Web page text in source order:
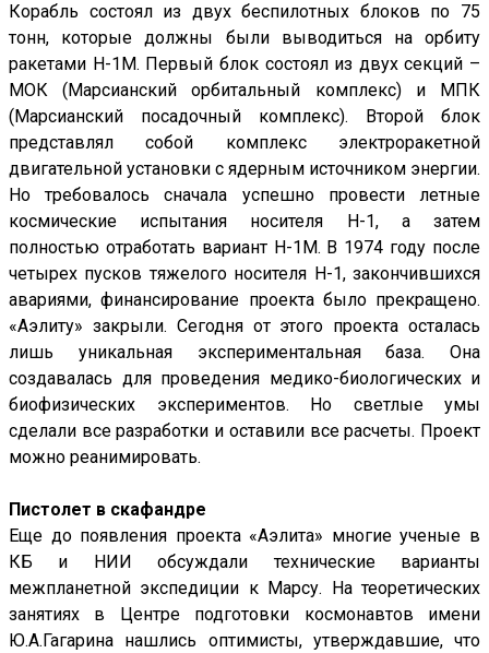
Корабль состоял из двух беспилотных блоков по 75
тонн, которые должны были выводиться на орбиту
ракетами Н-1М. Первый блок состоял из двух секций –
МОК (Марсианский орбитальный комплекс) и МПК
(Марсианский посадочный комплекс). Второй блок
представлял собой комплекс электроракетной
двигательной установки с ядерным источником энергии.
Но требовалось сначала успешно провести летные
космические испытания носителя Н-1, а затем
полностью отработать вариант Н-1М. В 1974 году после
четырех пус­ков тяжелого носителя Н-1, закончившихся
авариями, финансирование проекта было прекращено.
«Аэлиту» закрыли. Сегодня от этого проекта осталась
лишь уникальная экспериментальная база. Она
создавалась для проведения медико-биологических и
биофизических экспериментов. Но светлые умы
сделали все разработки и оставили все расчеты. Проект
можно реанимировать.
Пистолет в скафандре
Еще до появления проекта «Аэлита» многие ученые в
КБ и НИИ обсуждали технические варианты
межпланетной экспедиции к Марсу. На теоретических
занятиях в Центре подготовки космонавтов имени
Ю.А.Гагарина нашлись оптимисты, утверждавшие, что